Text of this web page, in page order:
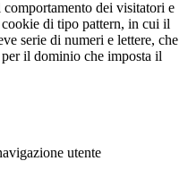
dei visitatori e
di tipo pattern, in cui il
serie di numeri e lettere, che
il dominio che imposta il
utente